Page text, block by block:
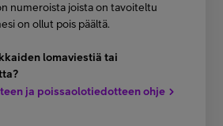
numeroista joista on tavoiteltu
on ollut pois päältä.
lomaviestiä tai
ja poissaolotiedotteen ohje